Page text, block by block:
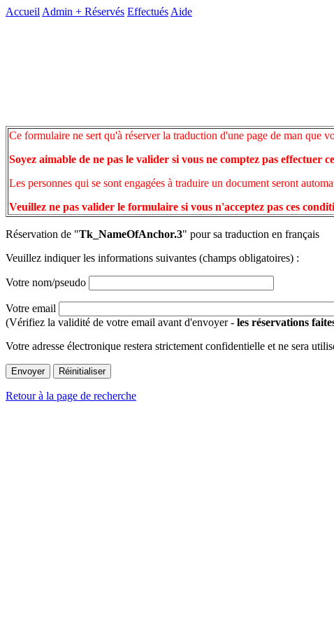
Accueil Admin + Réservés Effectués Aide
Ce formulaire ne sert qu'à réserver la traduction d'une page de man que
Soyez aimable de ne pas le valider si vous ne comptez pas effectuer
Les personnes qui se sont engagées à traduire un document seront
Veuillez ne pas valider le formulaire si vous n'acceptez pas ces
Réservation de "Tk_NameOfAnchor.3" pour sa traduction en français
Veuillez indiquer les informations suivantes (champs obligatoires) :
Votre nom/pseudo
Votre email
(Vérifiez la validité de votre email avant d'envoyer - les réservations
Votre adresse électronique restera strictement confidentielle et ne sera
Retour à la page de recherche